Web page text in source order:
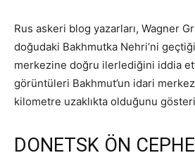
Rus askeri blog yazarları, Wagner
doğudaki Bakhmutka Nehri’ni
merkezine doğru ilerlediğini iddia
görüntüleri Bakhmut’un idari
kilometre uzaklıkta olduğunu
DONETSK ÖN CEPHE